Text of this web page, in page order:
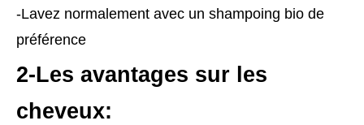
-Lavez normalement avec un shampoing bio de
préférence
2-Les avantages sur les
cheveux: